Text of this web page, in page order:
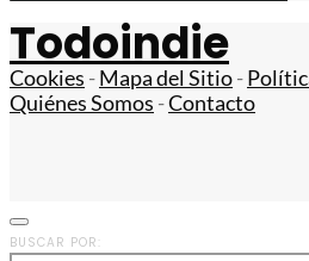
Todoindie
Cookies -Mapa del Sitio-
Quiénes Somos -Contacto
BUSCAR POR: